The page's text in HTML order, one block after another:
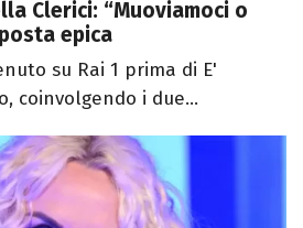
Clerici: “Muoviamoci o
epica
su Rai 1 prima di E'
coinvolgendo i due...